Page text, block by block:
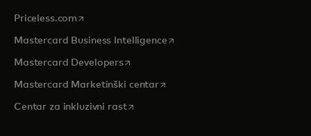
Priceless.com opens in a new tab
Mastercard Business Intelligenceopens in a new tab
Mastercard Developersopens in a new tab
Mastercard Marketinški centaropens in a new tab
Centar za inkluzivni rastopens in a new tab